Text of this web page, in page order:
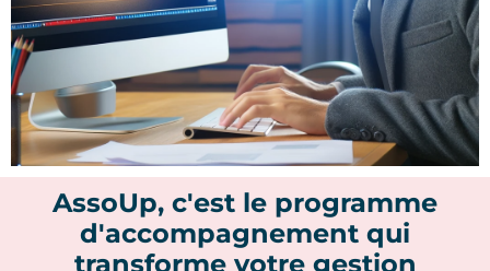
AssoUp, c'est le programme
d'accompagnement qui
transforme votre gestion